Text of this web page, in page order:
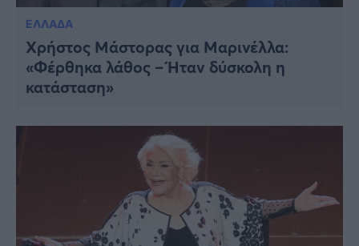
ΕΛΛΑΔΑ
Χρήστος Μάστορας για Μαρινέλλα:
«Φέρθηκα λάθος – Ήταν δύσκολη η
κατάσταση»